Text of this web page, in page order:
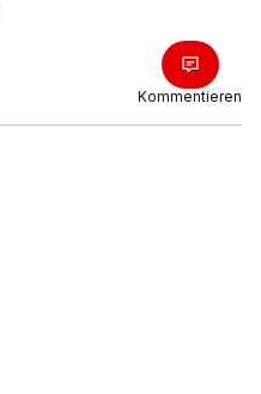
Kommentieren